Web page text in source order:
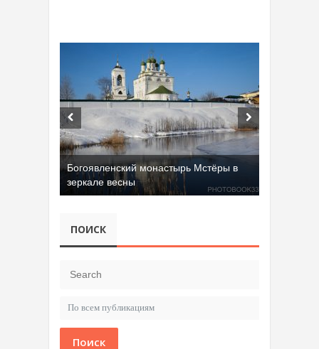
Богоявленский монастырь Мстёры в
зеркале весны
ПОИСК
Поиск